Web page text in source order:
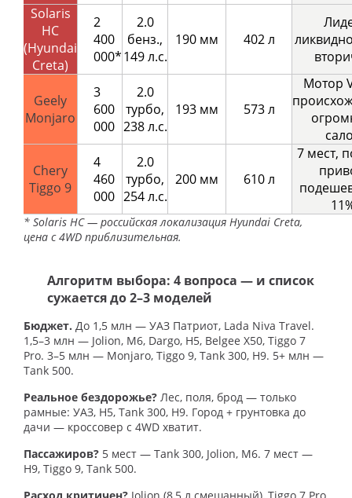
Solaris
HC
(Hyundai
Creta)
2
400
000*
2.0
бенз.,
149 л.с.
190 мм 402 л
Geely
Monjaro
3
600
000
2.0
турбо,
238 л.с.
193 мм 573 л
Мотор
Chery
Tiggo 9
4
460
000
2.0
турбо,
254 л.с.
200 мм 610 л
7 мест,
* Solaris HC — российская локализация Hyundai Creta,
цена с 4WD приблизительная.
Алгоритм выбора: 4 вопроса — и список
сужается до 2–3 моделей
Бюджет. До 1,5 млн — УАЗ Патриот, Lada Niva Travel.
1,5–3 млн — Jolion, M6, Dargo, H5, Belgee X50, Tiggo 7
Pro. 3–5 млн — Monjaro, Tiggo 9, Tank 300, H9. 5+ млн —
Tank 500.
Реальное бездорожье? Лес, поля, брод — только
рамные: УАЗ, H5, Tank 300, H9. Город + грунтовка до
дачи — кроссовер с 4WD хватит.
Пассажиров? 5 мест — Tank 300, Jolion, M6. 7 мест —
H9, Tiggo 9, Tank 500.